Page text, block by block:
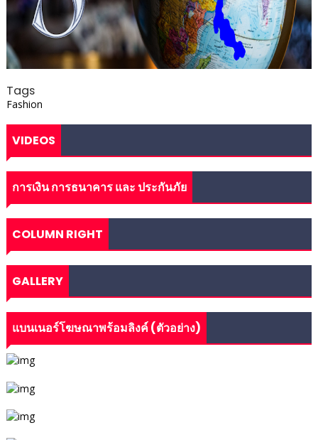
Tags
Fashion
VIDEOS
การเงิน การธนาคาร และ ประกันภัย
COLUMN RIGHT
GALLERY
แบนเนอร์โฆษณาพร้อมลิงค์ (ตัวอย่าง)